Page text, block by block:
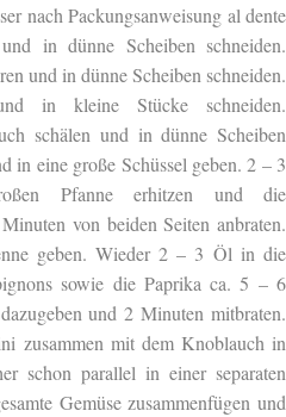
nach Packungsanweisung al dente
in dünne Scheiben schneiden.
und in dünne Scheiben schneiden.
in kleine Stücke schneiden.
schälen und in dünne Scheiben
in eine große Schüssel geben. 2 – 3
Pfanne erhitzen und die
von beiden Seiten anbraten.
geben. Wieder 2 – 3 Öl in die
sowie die Paprika ca. 5 – 6
und 2 Minuten mitbraten.
zusammen mit dem Knoblauch in
schon parallel in einer separaten
Gemüse zusammenfügen und